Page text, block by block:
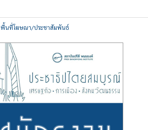
พื้นที่โฆษณา/ประชาสัมพันธ์